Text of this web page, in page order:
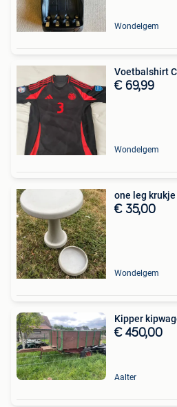
Wondelgem
Voetbalshirt
€ 69,99
Wondelgem
one leg krukje
€ 35,00
Wondelgem
Kipper
€ 450,00
Aalter